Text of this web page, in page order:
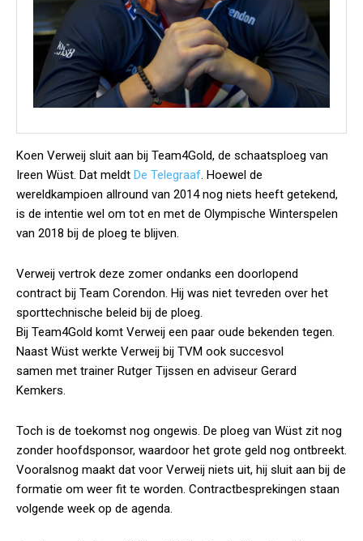
Koen Verweij sluit aan bij Team4Gold, de schaatsploeg van
Ireen Wüst. Dat meldt De Telegraaf. Hoewel de
wereldkampioen allround van 2014 nog niets heeft getekend,
is de intentie wel om tot en met de Olympische Winterspelen
van 2018 bij de ploeg te blijven.
Verweij vertrok deze zomer ondanks een doorlopend
contract bij Team Corendon. Hij was niet tevreden over het
sporttechnische beleid bij de ploeg.
Bij Team4Gold komt Verweij een paar oude bekenden tegen.
Naast Wüst werkte Verweij bij TVM ook succesvol
samen met trainer Rutger Tijssen en adviseur Gerard
Kemkers.
Toch is de toekomst nog ongewis. De ploeg van Wüst zit nog
zonder hoofdsponsor, waardoor het grote geld nog ontbreekt.
Vooralsnog maakt dat voor Verweij niets uit, hij sluit aan bij de
formatie om weer fit te worden. Contractbesprekingen staan
volgende week op de agenda.